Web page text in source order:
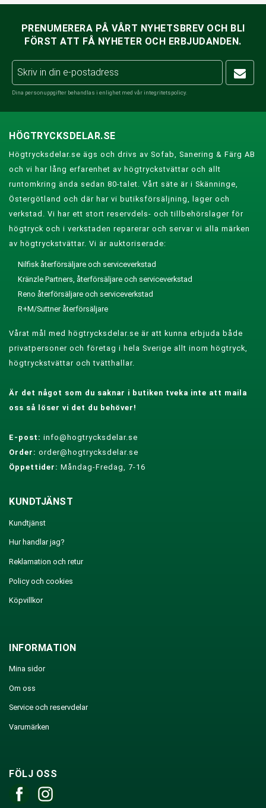
PRENUMERERA PÅ VÅRT NYHETSBREV OCH BLI
FÖRST ATT FÅ NYHETER OCH ERBJUDANDEN.
Dina personuppgifter behandlas i enlighet med vår integritetspolicy.
HÖGTRYCKSDELAR.SE
Högtrycksdelar.se ägs och drivs av Sofab, Sanering & Färg AB
och vi har lång erfarenhet av högtryckstvättar och allt
runtomkring ända sedan 80-talet. Vårt säte är i Skänninge,
Östergötland och där har vi butiksförsäljning, lager och
verkstad. Vi har ett stort reservdels- och tillbehörslager för
högtryck och i verkstaden reparerar och servar vi alla märken
av högtryckstvättar. Vi är auktoriserade:
Nilfisk återförsäljare och serviceverkstad
Kränzle Partners, återförsäljare och serviceverkstad
Reno återförsäljare och serviceverkstad
R+M/Suttner återförsäljare
Vårat mål med högtrycksdelar.se är att kunna erbjuda både
privatpersoner och företag i hela Sverige allt inom högtryck,
högtryckstvättar och tvätthallar.
Är det något som du saknar i butiken tveka inte att maila
oss så löser vi det du behöver!
E-post: info@hogtrycksdelar.se
Order: order@hogtrycksdelar.se
Öppettider: Måndag-Fredag, 7-16
KUNDTJÄNST
Kundtjänst
Hur handlar jag?
Reklamation och retur
Policy och cookies
Köpvillkor
INFORMATION
Mina sidor
Om oss
Service och reservdelar
Varumärken
FÖLJ OSS